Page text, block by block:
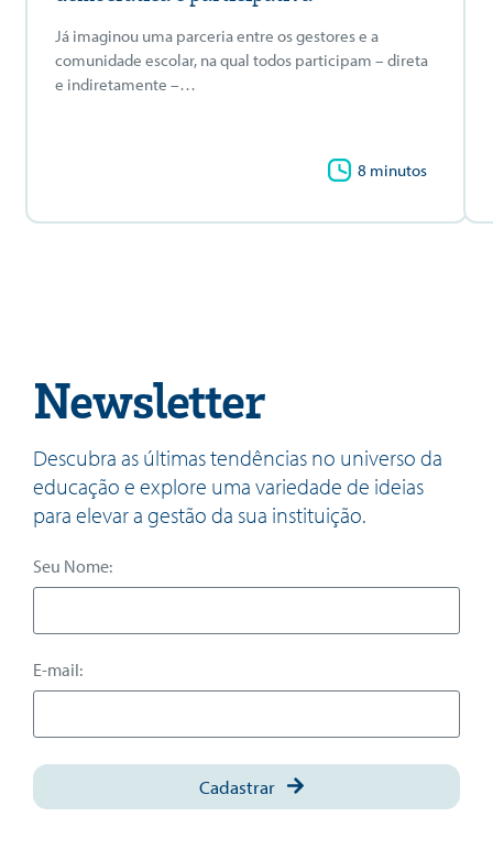
Já imaginou uma parceria entre os gestores e a
comunidade escolar, na qual todos participam – direta
e indiretamente –…
8 minutos
Newsletter
Descubra as últimas tendências no universo da
educação e explore uma variedade de ideias
para elevar a gestão da sua instituição.
Seu Nome:
E-mail:
Cadastrar